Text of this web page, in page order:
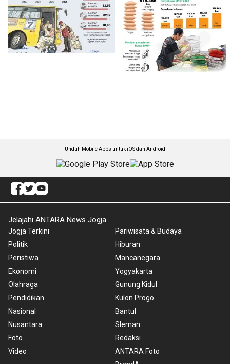
Unduh Mobile Apps untuk iOS dan Android
Jelajahi ANTARA News Jogja
Jogja Terkini
Politik
Peristiwa
Ekonomi
Olahraga
Pendidikan
Nasional
Nusantara
Foto
Video
Pariwisata & Budaya
Hiburan
Mancanegara
Yogyakarta
Gunung Kidul
Kulon Progo
Bantul
Sleman
Redaksi
ANTARA Foto